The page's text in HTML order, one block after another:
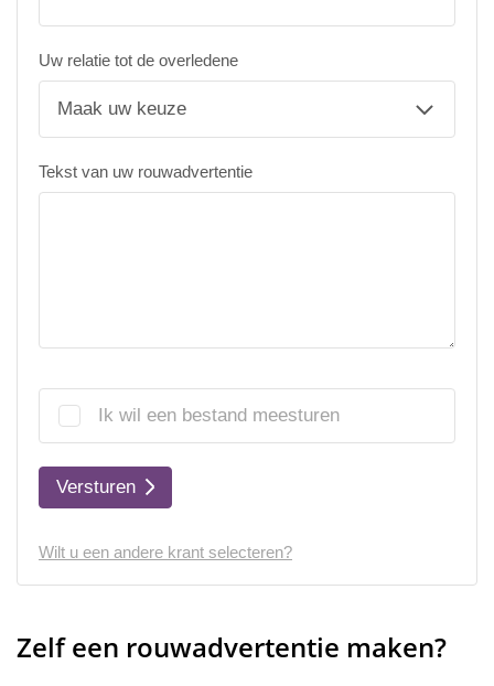
Uw relatie tot de overledene
Tekst van uw rouwadvertentie
Ik wil een bestand meesturen
Versturen
Wilt u een andere krant selecteren?
Zelf een rouwadvertentie maken?